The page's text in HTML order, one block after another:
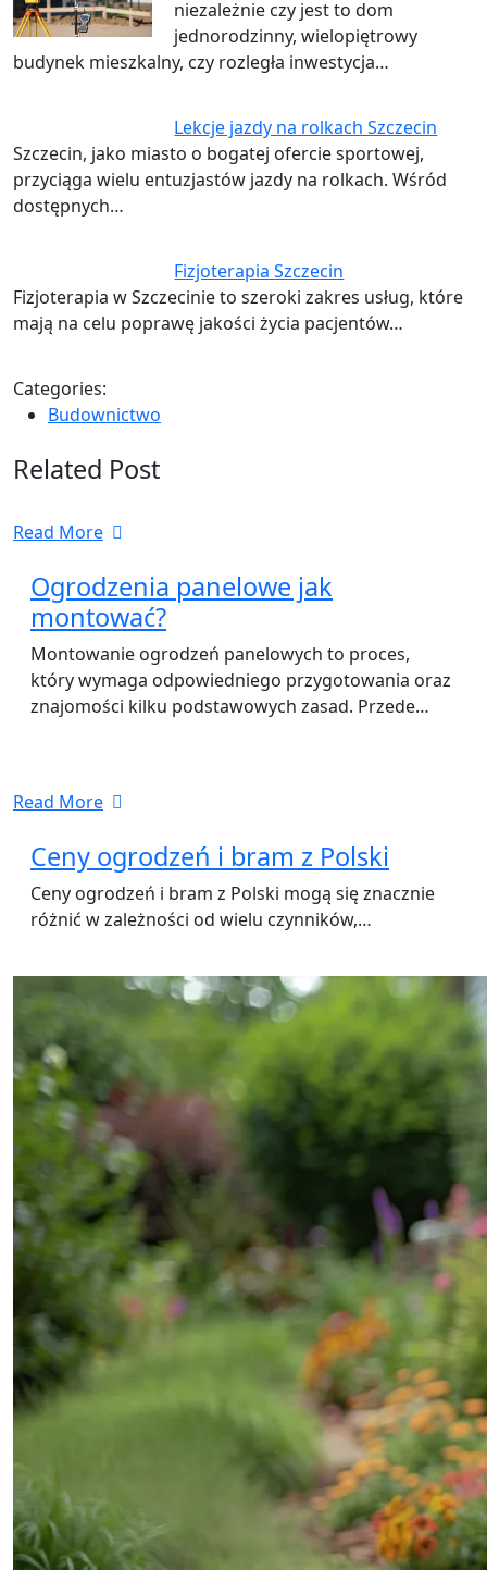
niezależnie czy jest to dom
jednorodzinny, wielopiętrowy
budynek mieszkalny, czy rozległa inwestycja…
Lekcje jazdy na rolkach Szczecin
Szczecin, jako miasto o bogatej ofercie sportowej,
przyciąga wielu entuzjastów jazdy na rolkach. Wśród
dostępnych…
Fizjoterapia Szczecin
Fizjoterapia w Szczecinie to szeroki zakres usług, które
mają na celu poprawę jakości życia pacjentów…
Categories:
Budownictwo
Related Post
Read More
Ogrodzenia panelowe jak
montować?
Montowanie ogrodzeń panelowych to proces,
który wymaga odpowiedniego przygotowania oraz
znajomości kilku podstawowych zasad. Przede…
Read More
Ceny ogrodzeń i bram z Polski
Ceny ogrodzeń i bram z Polski mogą się znacznie
różnić w zależności od wielu czynników,…